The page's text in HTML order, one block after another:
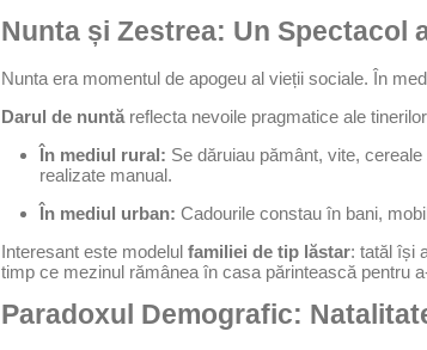
Nunta și Zestrea: Un Spectacol
Nunta era momentul de apogeu al vieții sociale. În
Darul de nuntă reflecta nevoile pragmatice ale
În mediul rural: Se dăruiau pământ, vite,
realizate manual.
În mediul urban: Cadourile constau în bani,
Interesant este modelul familiei de tip lăstar: tatăl își
timp ce mezinul rămânea în casa părintească pentru
Paradoxul Demografic: